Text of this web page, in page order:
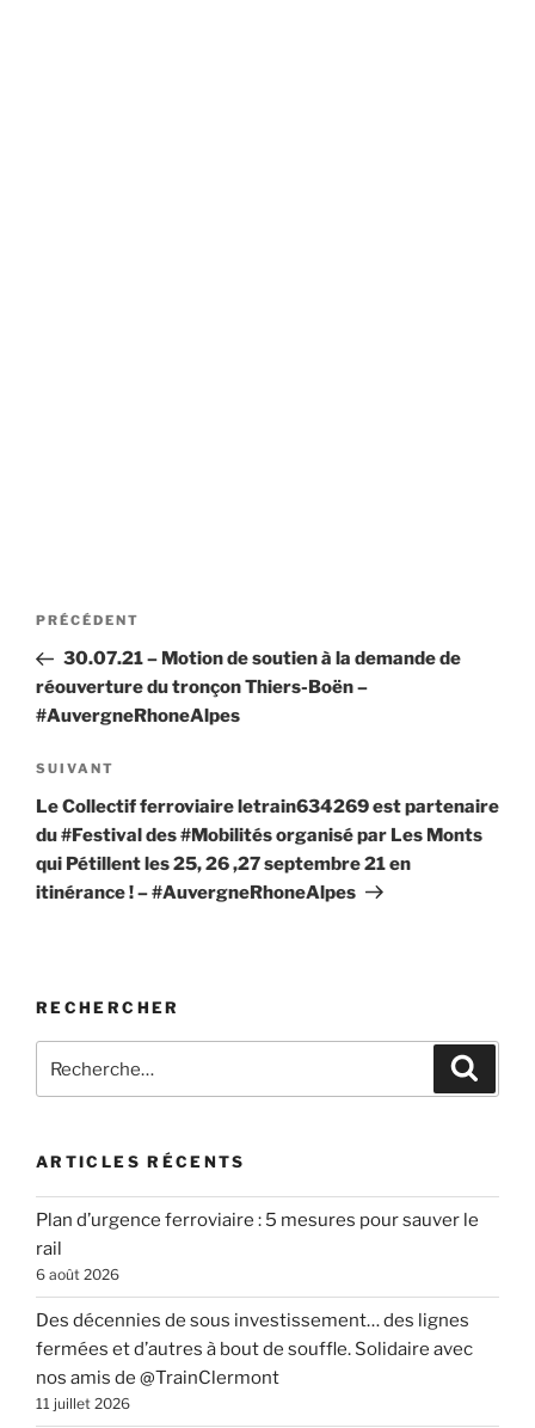
Navigation
l’article
Article
précédent
PRÉCÉDENT
30.07.21 – Motion de soutien à la demande de
réouverture du tronçon Thiers-Boën –
#AuvergneRhoneAlpes
Article
suivant
SUIVANT
Le Collectif ferroviaire letrain634269 est partenaire
du #Festival des #Mobilités organisé par Les Monts
qui Pétillent les 25, 26 ,27 septembre 21 en
itinérance ! – #AuvergneRhoneAlpes
RECHERCHER
pour
ARTICLES RÉCENTS
Plan d’urgence ferroviaire : 5 mesures pour sauver le
rail
6 août 2026
Des décennies de sous investissement… des lignes
fermées et d’autres à bout de souffle. Solidaire avec
nos amis de @TrainClermont
11 juillet 2026